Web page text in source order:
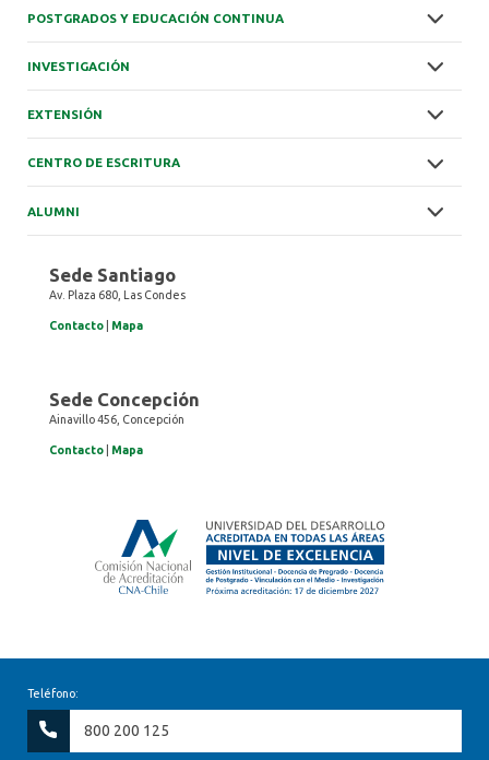
POSTGRADOS Y EDUCACIÓN CONTINUA
INVESTIGACIÓN
EXTENSIÓN
CENTRO DE ESCRITURA
ALUMNI
Sede Santiago
Av. Plaza 680, Las Condes
Contacto Mapa
Sede Concepción
Ainavillo 456, Concepción
Contacto Mapa
Teléfono:
800 200 125